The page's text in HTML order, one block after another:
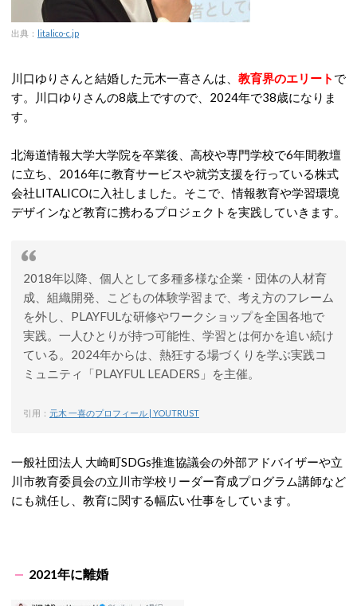
出典： litalico-c.jp
川口ゆりさんと結婚した元木一喜さんは、 教育界のエリート で
す。川口ゆりさんの8歳上ですので、2024年で38歳になりま
す。
北海道情報大学大学院を卒業後、高校や専門学校で6年間教壇
に立ち、2016年に教育サービスや就労支援を行っている株式
会社LITALICOに入社しました。そこで、情報教育や学習環境
デザインなど教育に携わるプロジェクトを実践していきます。
2018年以降、個人として多種多様な企業・団体の人材育
成、組織開発、こどもの体験学習まで、考え方のフレーム
を外し、PLAYFULな研修やワークショップを全国各地で
実践。一人ひとりが持つ可能性、学習とは何かを追い続け
ている。2024年からは、熱狂する場づくりを学ぶ実践コ
ミュニティ「PLAYFUL LEADERS」を主催。
引用： 元木 一喜のプロフィール | YOUTRUST
一般社団法人 大崎町SDGs推進協議会の外部アドバイザーや立
川市教育委員会の立川市学校リーダー育成プログラム講師など
にも就任し、教育に関する幅広い仕事をしています。
2021年に離婚